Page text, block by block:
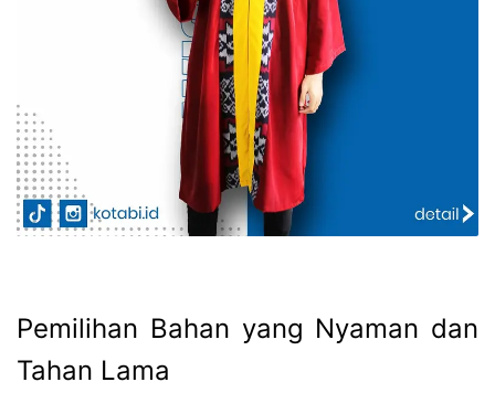
Pemilihan Bahan yang Nyaman dan
Tahan Lama